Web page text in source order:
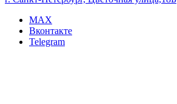
MAX
Вконтакте
Telegram